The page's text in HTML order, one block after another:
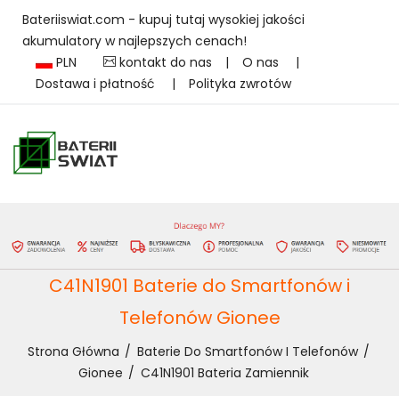
Bateriiswiat.com - kupuj tutaj wysokiej jakości
akumulatory w najlepszych cenach!
PLN
kontakt do nas | O nas
|
Dostawa i płatność
| Polityka zwrotów
C41N1901 Baterie do Smartfonów i
Telefonów Gionee
Strona Główna
Baterie Do Smartfonów I Telefonów
Gionee
C41N1901 Bateria Zamiennik